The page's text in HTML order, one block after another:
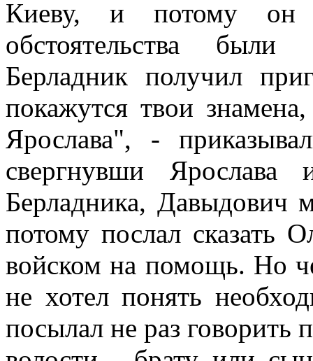
Киеву, и потому он
обстоятельства
Берладник получил
покажутся твои
Ярослава", -
свергнувши
Берладника, Давыдович
потому послал сказать
войском на помощь. Но
не хотел понять
посылал не раз